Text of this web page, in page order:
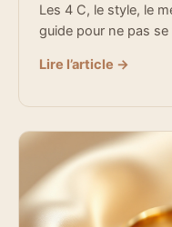
Les 4 C, le style, le
guide pour ne pas se
Lire l’article →